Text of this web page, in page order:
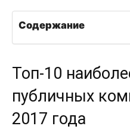
Содержание
Топ-10
публичных
2017 года